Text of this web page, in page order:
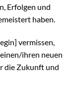
Erfolgen und
haben.
vermissen,
ihren neuen
die Zukunft und